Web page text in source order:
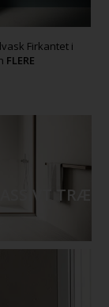
Firkantet i
FLERE
TRÆ